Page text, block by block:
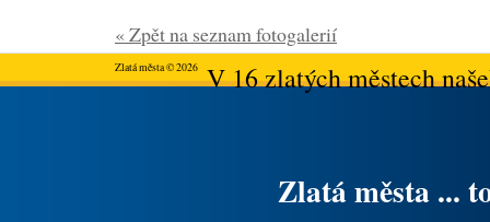
« Zpět na seznam fotogalerií
Zlatá města © 2026V 16 zlatých městech
Zlatá města ...